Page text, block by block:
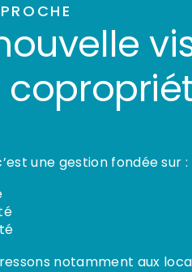
une gestion fondée sur :
notamment aux